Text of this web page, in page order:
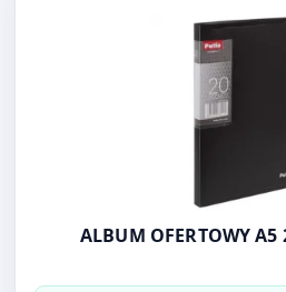
ALBUM OFERTOWY A5